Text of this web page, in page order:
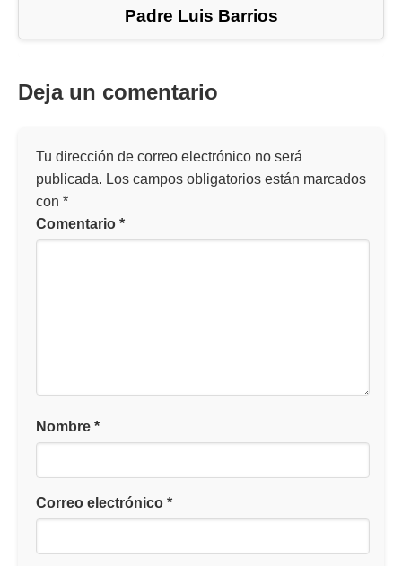
Padre Luis Barrios
Deja un comentario
Tu dirección de correo electrónico no será
publicada. Los campos obligatorios están marcados
con *
Comentario *
Nombre *
Correo electrónico *